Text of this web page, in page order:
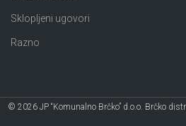
Sklopljeni ugovori
Razno
© 2026 JP “Komunalno Brčko” d.o.o. Brčko